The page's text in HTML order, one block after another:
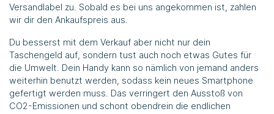
Versandlabel zu. Sobald es bei uns angekommen ist, zahlen
wir dir den Ankaufspreis aus.
Du besserst mit dem Verkauf aber nicht nur dein
Taschengeld auf, sondern tust auch noch etwas Gutes für
die Umwelt. Dein Handy kann so nämlich von jemand anders
weiterhin benutzt werden, sodass kein neues Smartphone
gefertigt werden muss. Das verringert den Ausstoß von
CO2-Emissionen und schont obendrein die endlichen